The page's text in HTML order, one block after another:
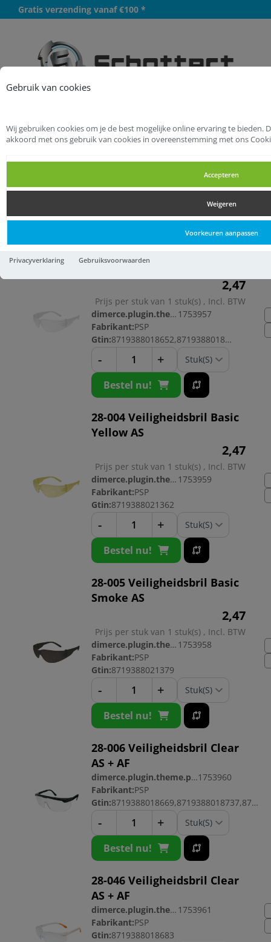
Gebruik van cookies
Wij gebruiken cookies om je de best mogelijke online ervaring te bieden.
akkoord met ons gebruik van cookies in overeenstemming met ons
Accepteren
Weigeren
Voorkeuren aanpassen
Privacyverklaring Gebruiksvoorwaarden
Gratis verzending vanaf €100 *
Startpagina PBM
Oogbescherming
Veiligheidsbrillen
Veiligheidsbrillen
28-003 Veiligheidsbril Basic
Clear AS
2,47
Prijs per stuk van 1 stuk(s) , Incl. BTW
dimerce.plugin.theme.productnr: 1753957
Fabrikant:PSP
Gtin:
8719388018652,8719388018706
- +
Bestel nu!
28-004 Veiligheidsbril Basic
Yellow AS
2,47
Prijs per stuk van 1 stuk(s) , Incl. BTW
dimerce.plugin.theme.productnr: 1753959
Fabrikant:PSP
Gtin:8719388021362
- +
Bestel nu!
28-005 Veiligheidsbril Basic
Smoke AS
2,47
Prijs per stuk van 1 stuk(s) , Incl. BTW
dimerce.plugin.theme.productnr: 1753958
Fabrikant:PSP
Gtin:8719388021379
- +
Bestel nu!
28-006 Veiligheidsbril Clear
AS + AF
dimerce.plugin.theme.productnr:1753960
Fabrikant:PSP
Gtin:
8719388018669,8719388018737,8719388018713
- +
Bestel nu!
28-046 Veiligheidsbril Clear
AS + AF
dimerce.plugin.theme.productnr: 1753961
Fabrikant:PSP
Gtin:8719388018683